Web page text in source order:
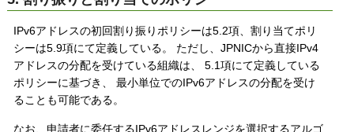
IPv6アドレスの初回割り振りポリシーは5.2項、割り当てポリ
シーは5.9項にて定義している。 ただし、JPNICから直接IPv4
アドレスの分配を受けている組織は、 5.1項にて定義している
ポリシーに基づき、 最小単位でのIPv6アドレスの分配を受け
ることも可能である。
なお、申請者に委任するIPv6アドレスレンジを選択するアルゴ